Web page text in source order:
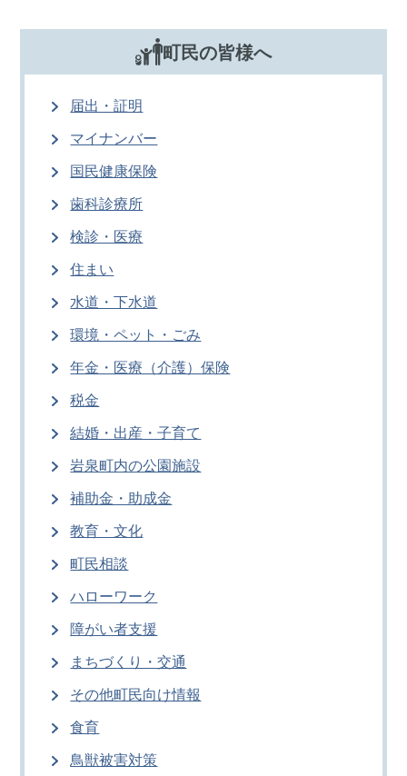
町民の皆様へ
届出・証明
マイナンバー
国民健康保険
歯科診療所
検診・医療
住まい
水道・下水道
環境・ペット・ごみ
年金・医療（介護）保険
税金
結婚・出産・子育て
岩泉町内の公園施設
補助金・助成金
教育・文化
町民相談
ハローワーク
障がい者支援
まちづくり・交通
その他町民向け情報
食育
鳥獣被害対策